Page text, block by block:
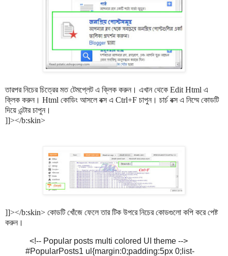
তারপর নিচের চিত্রের মত টেমপ্লেট এ ক্লিক করুন। এখান থেকে Edit Html এ
ক্লিক করুন। Html কোডিং আসলে বক্স এ Ctrl+F চাপুন। চার্চ বক্স এ নিম্মে কোডটি
দিয়ে এন্টার চাপুন।
]]></b:skin>
]]></b:skin> কোডটি খোঁজে ফেলে তার টিক উপরে নিচের কোডগুলো কপি করে পেষ্ট
করুন।
<!-- Popular posts multi colored UI theme -->
#PopularPosts1 ul{margin:0;padding:5px 0;list-